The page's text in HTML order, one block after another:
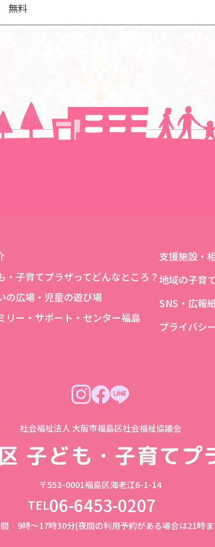
無料
・子育てプラザってどんなところ？
の広場・児童の遊び場
リー・サポート・センター福島
支援施設・
地域の子育
SNS・広報
プライバシ
社会福祉法人 大阪市福島区社会福祉協議会
子ども・子育てプ
〒553-0001福島区海老江6-1-14
TEL06-6453-0207
9時～17時30分(夜間の利用予約がある場合は21時